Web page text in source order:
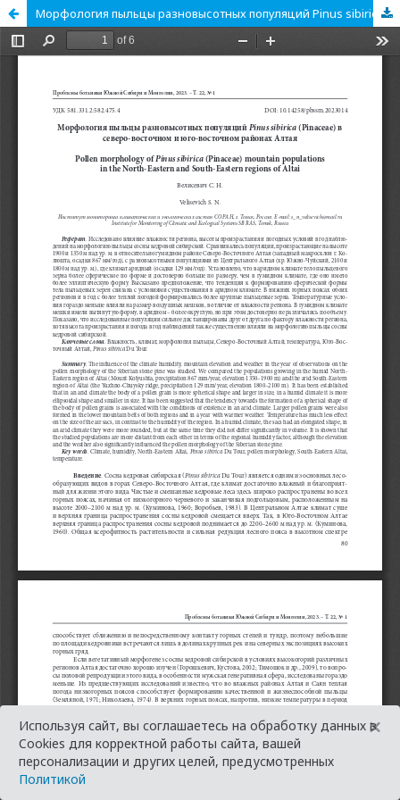
Морфология пыльцы разновысотных популяций Pinus sibirica (Pinaceae) в северо-восточном и юго-восточном районах Алтая
Используя сайт, вы соглашаетесь на обработку данных в
Cookies для корректной работы сайта, вашей
персонализации и других целей, предусмотренных
Политикой
×